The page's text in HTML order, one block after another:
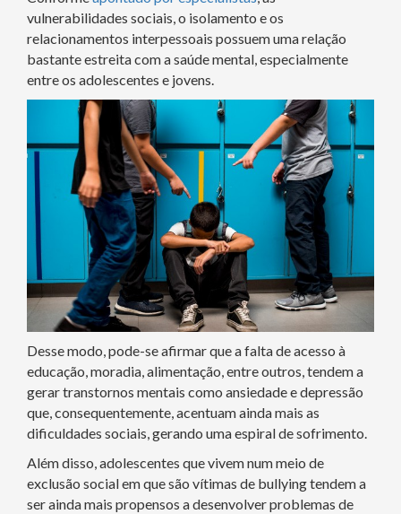
vulnerabilidades sociais, o isolamento e os
relacionamentos interpessoais possuem uma relação
bastante estreita com a saúde mental, especialmente
entre os adolescentes e jovens.
Desse modo, pode-se afirmar que a falta de acesso à
educação, moradia, alimentação, entre outros, tendem a
gerar transtornos mentais como ansiedade e depressão
que, consequentemente, acentuam ainda mais as
dificuldades sociais, gerando uma espiral de sofrimento.
Além disso, adolescentes que vivem num meio de
exclusão social em que são vítimas de bullying tendem a
ser ainda mais propensos a desenvolver problemas de